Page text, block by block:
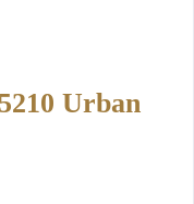
Urban